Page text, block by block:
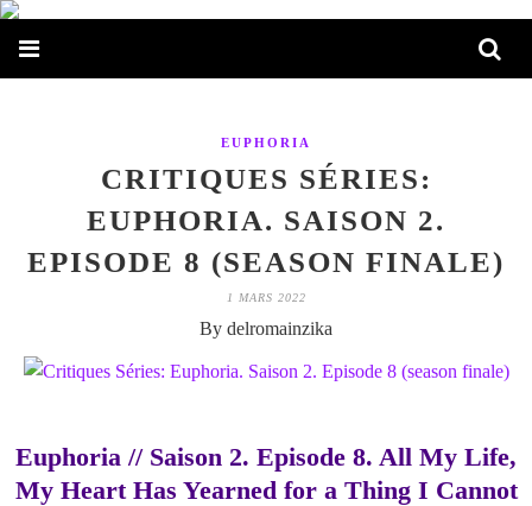
EUPHORIA
CRITIQUES SÉRIES:
EUPHORIA. SAISON 2.
EPISODE 8 (SEASON FINALE)
1 MARS 2022
By delromainzika
Euphoria // Saison 2. Episode 8. All My Life,
My Heart Has Yearned for a Thing I Cannot